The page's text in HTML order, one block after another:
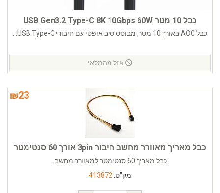
כבל 10 מטר USB Gen3.2 Type-C 8K 10Gbps 60W
כבל AOC באורך 10 מטר, מבוסס סיב אופטי עם חיבורי USB Type-C...
אזל מהמלאי
₪23
כבל מאריך מאוורר מחשב חיבור 3pin אורך 60 סנטימטר
כבל מאריך 60 סנטימטר למאוורר מחשב.
מק"ט: 413872